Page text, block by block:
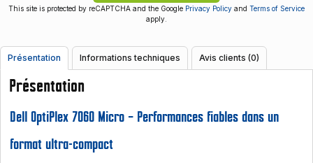
This site is protected by reCAPTCHA and the Google Privacy Policy and Terms of Service
apply.
Présentation Informations techniques Avis clients (0)
Présentation
Dell OptiPlex 7060 Micro – Performances fiables dans un
format ultra-compact